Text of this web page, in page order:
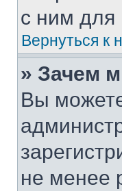
с ним для
Вернуться к
» Зачем
Вы можете
не менее